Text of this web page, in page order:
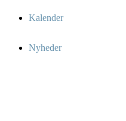
Kalender
Nyheder